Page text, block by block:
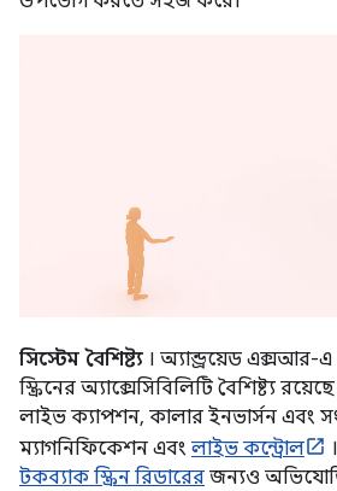
সিস্টেম বৈশিষ্ট্য । অ্যান্ড্রয়েড
স্ক্রিনের অ্যাক্সেসিবিলিটি বৈশিষ্ট্য
লাইভ ক্যাপশন, কালার ইনভার্সন এবং
ম্যাগনিফিকেশন এবং লাইভ কন্ট্রোল
টকব্যাক স্ক্রিন রিডারের জন্যও